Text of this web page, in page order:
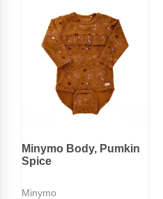
Minymo Body, Pumkin
Spice
Minymo